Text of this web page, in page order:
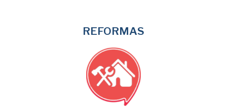
REFORMAS